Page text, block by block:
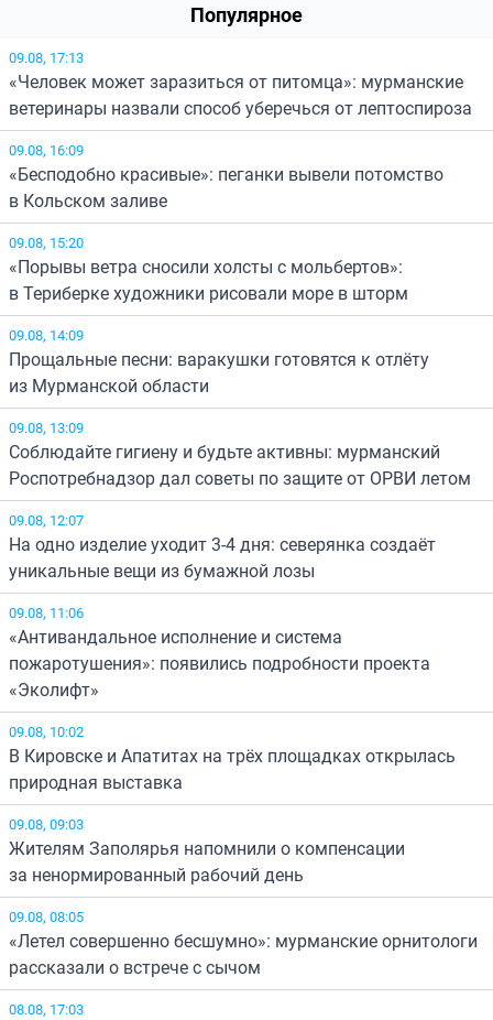
Популярное
09.08, 17:13
«Человек может заразиться от питомца»: мурманские
ветеринары назвали способ уберечься от лептоспироза
09.08, 16:09
«Бесподобно красивые»: пеганки вывели потомство
в Кольском заливе
09.08, 15:20
«Порывы ветра сносили холсты с мольбертов»:
в Териберке художники рисовали море в шторм
09.08, 14:09
Прощальные песни: варакушки готовятся к отлёту
из Мурманской области
09.08, 13:09
Соблюдайте гигиену и будьте активны: мурманский
Роспотребнадзор дал советы по защите от ОРВИ летом
09.08, 12:07
На одно изделие уходит 3-4 дня: северянка создаёт
уникальные вещи из бумажной лозы
09.08, 11:06
«Антивандальное исполнение и система
пожаротушения»: появились подробности проекта
«Эколифт»
09.08, 10:02
В Кировске и Апатитах на трёх площадках открылась
природная выставка
09.08, 09:03
Жителям Заполярья напомнили о компенсации
за ненормированный рабочий день
09.08, 08:05
«Летел совершенно бесшумно»: мурманские орнитологи
рассказали о встрече с сычом
08.08, 17:03